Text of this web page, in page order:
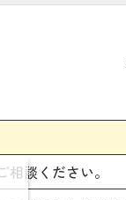
談ください。